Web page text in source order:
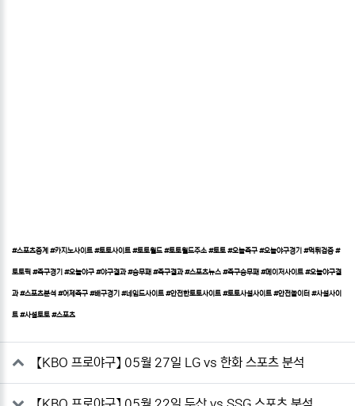
#스포츠중계 #카지노사이트 #토토사이트 #토토월드 #토토월드주소 #토토 #오늘축구 #오늘야구경기 #먹튀검증 #
토토픽 #축구경기 #오늘야구 #야구결과 #승무패 #축구결과 #스포츠뉴스 #축구승무패 #메이저사이트 #오늘야구결
과 #스포츠분석 #어제축구 #배구경기 #네임드사이트 #안전한토토사이트 #토토사설사이트 #안전놀이터 #사설사이
트 #사설토토 #스포츠
관련자료【KBO 프로야구】 05월 27일 LG vs 한화 스포츠 분석